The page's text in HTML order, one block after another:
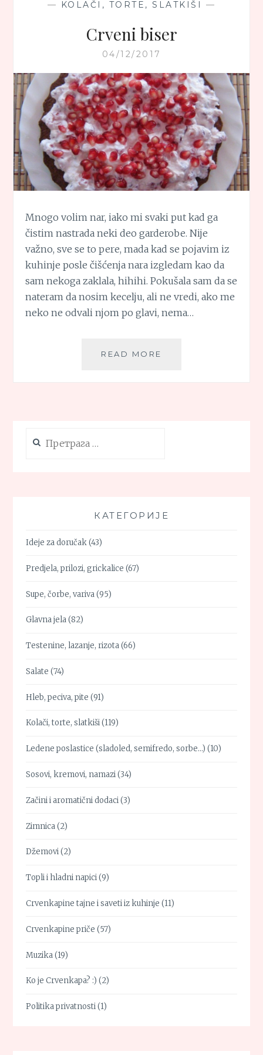
— KOLAČI, TORTE, SLATKIŠI —
Crveni biser
04/12/2017
Mnogo volim nar, iako mi svaki put kad ga
čistim nastrada neki deo garderobe. Nije
važno, sve se to pere, mada kad se pojavim iz
kuhinje posle čišćenja nara izgledam kao da
sam nekoga zaklala, hihihi. Pokušala sam da se
nateram da nosim kecelju, ali ne vredi, ako me
neko ne odvali njom po glavi, nema…
READ MORE
за:
КАТЕГОРИЈЕ
Ideje za doručak(43)
Predjela, prilozi, grickalice (67)
Supe, čorbe, variva(95)
Glavna jela(82)
Testenine, lazanje, rizota(66)
Salate (74)
Hleb, peciva, pite (91)
Kolači, torte, slatkiši(119)
Ledene poslastice (sladoled, semifredo, sorbe…) (10)
Sosovi, kremovi, namazi(34)
Začini i aromatični dodaci(3)
Zimnica(2)
Džemovi(2)
Topli i hladni napici(9)
Crvenkapine tajne i saveti iz kuhinje (11)
Crvenkapine priče (57)
Muzika(19)
Ko je Crvenkapa? :) (2)
Politika privatnosti(1)